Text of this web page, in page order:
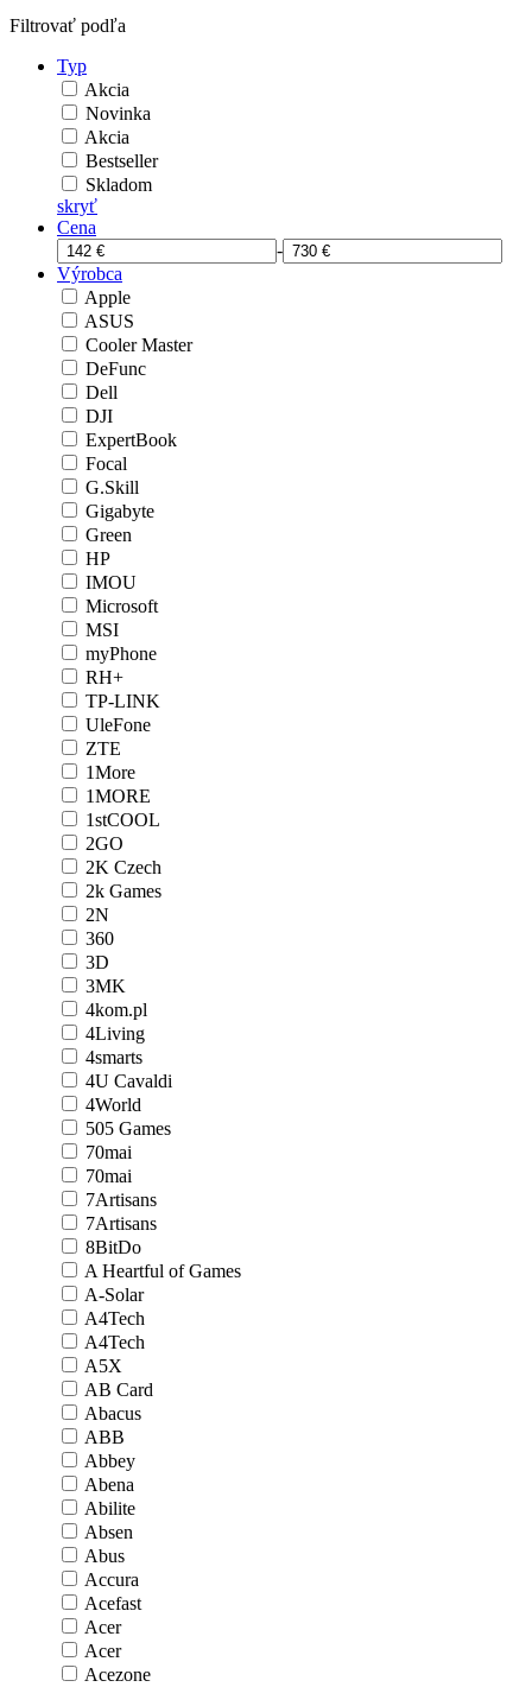
Filtrovať podľa
Typ
Akcia
Novinka
Akcia
Bestseller
Skladom
skryť
Cena
-
Výrobca
Apple
ASUS
Cooler Master
DeFunc
Dell
DJI
ExpertBook
Focal
G.Skill
Gigabyte
Green
HP
IMOU
Microsoft
MSI
myPhone
RH+
TP-LINK
UleFone
ZTE
1More
1MORE
1stCOOL
2GO
2K Czech
2k Games
2N
360
3D
3MK
4kom.pl
4Living
4smarts
4U Cavaldi
4World
505 Games
70mai
70mai
7Artisans
7Artisans
8BitDo
A Heartful of Games
A-Solar
A4Tech
A4Tech
A5X
AB Card
Abacus
ABB
Abbey
Abena
Abilite
Absen
Abus
Accura
Acefast
Acer
Acer
Acezone